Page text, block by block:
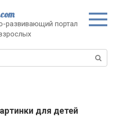
развивающий портал
для детей